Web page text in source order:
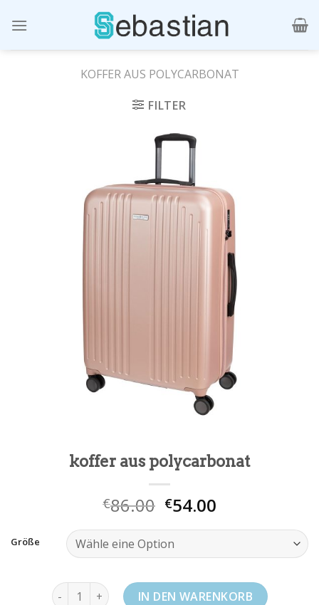
KOFFER AUS POLYCARBONAT
FILTER
koffer aus polycarbonat
€86.00 €54.00
Größe
koffer aus polycarbonat Menge
IN DEN WARENKORB